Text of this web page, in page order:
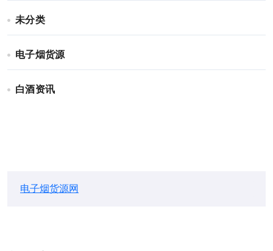
未分类
电子烟货源
白酒资讯
电子烟货源网